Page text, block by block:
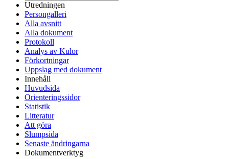
Utredningen
Persongalleri
Alla avsnitt
Alla dokument
Protokoll
Analys av Kulor
Förkortningar
Uppslag med dokument
Innehåll
Huvudsida
Orienteringssidor
Statistik
Litteratur
Att göra
Slumpsida
Senaste ändringarna
Dokumentverktyg